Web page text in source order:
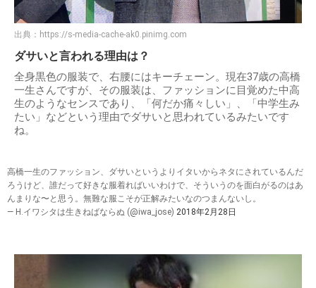
出典： https://s-media-cache-ak0.pinimg.com
ダサいと言われる理由は？
全身黒色の服装で、右腰にはキーチェーン。現在37歳の高橋
一生さんですが、その服装は、ファッションに目覚めた中高
生のようなセンスであり、「何だか痛々しい」、「中学生み
たい」などという理由でダサいと思われているみたいです
ね。
高橋一生のファッション、ダサいというよりイタいからネタにされているんだ
ろうけど、誰だって好きな服着ればいいわけで、そういうのを面白がるのはあ
んまりな〜と思う。無難な服こそが正解みたいなのつまんないし。
— H.イワシタは生きねばならぬ (@iwa_jose) 2018年2月28日